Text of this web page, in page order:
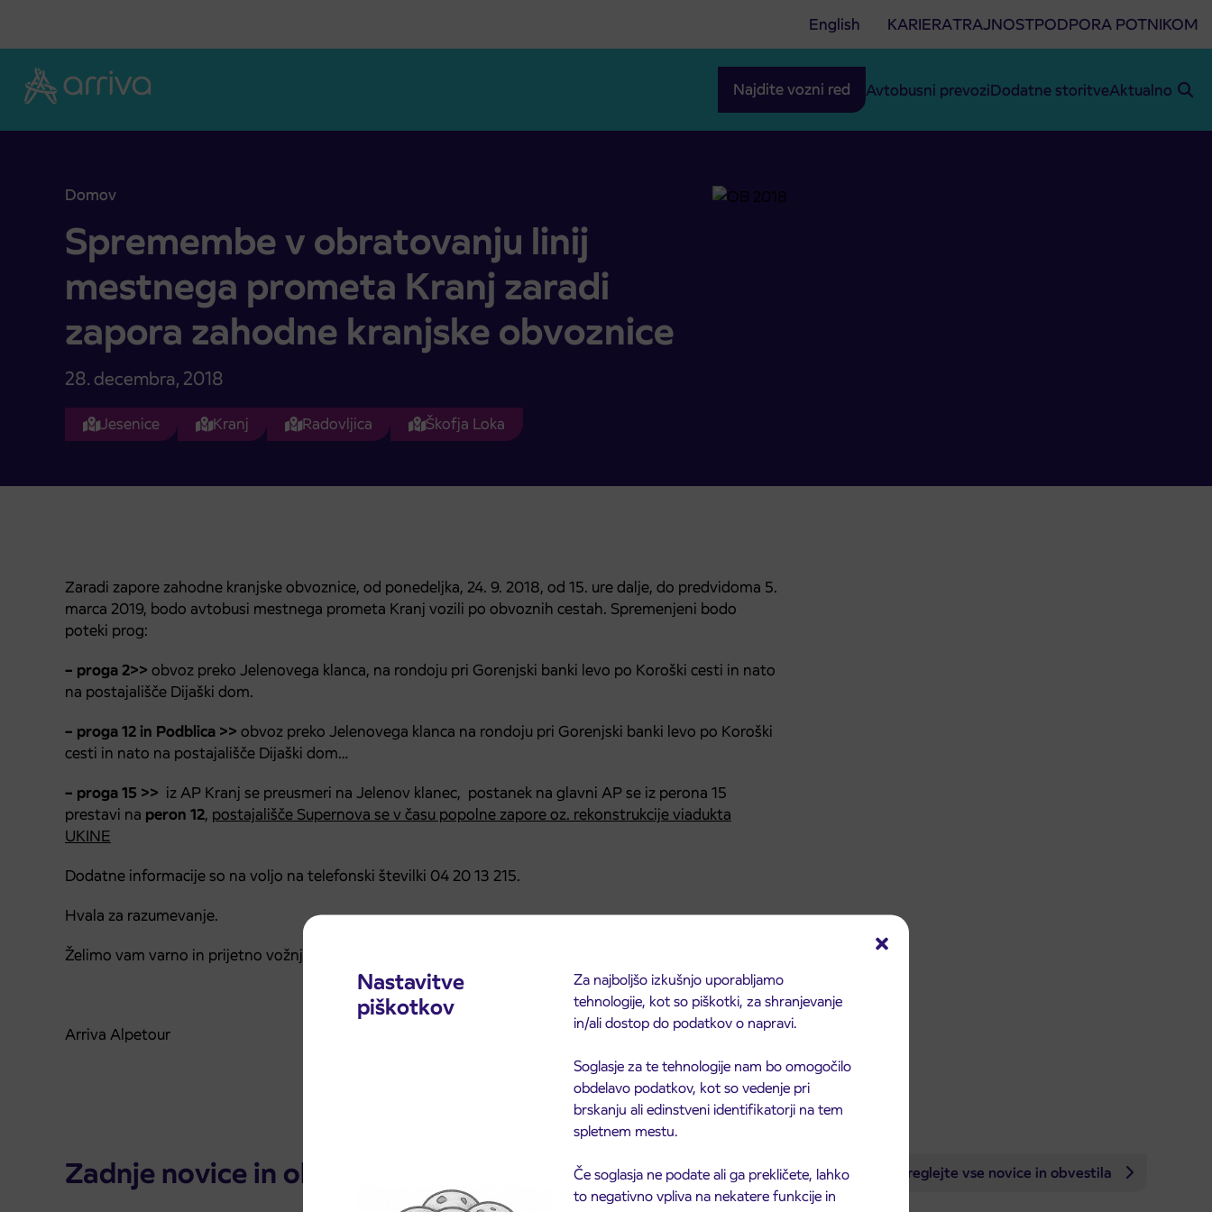
Nastavitve
piškotkov
Za najboljšo izkušnjo uporabljamo
tehnologije, kot so piškotki, za shranjevanje
in/ali dostop do podatkov o napravi.
Soglasje za te tehnologije nam bo omogočilo
obdelavo podatkov, kot so vedenje pri
brskanju ali edinstveni identifikatorji na tem
spletnem mestu.
Če soglasja ne podate ali ga prekličete, lahko
to negativno vpliva na nekatere funkcije in
English KARIERATRAJNOSTPODPORA POTNIKOM
Najdite vozni red Avtobusni prevoziDodatne storitveAktualno
Domov
Spremembe v obratovanju linij mestnega prometa Kranj zaradi zapora zahodne kranjske obvoznice
Spremembe v obratovanju linij
mestnega prometa Kranj zaradi
zapora zahodne kranjske obvoznice
28. decembra, 2018
Jesenice Kranj Radovljica Škofja Loka
Zaradi zapore zahodne kranjske obvoznice, od ponedeljka, 24. 9. 2018, od 15. ure dalje, do predvidoma 5.
marca 2019, bodo avtobusi mestnega prometa Kranj vozili po obvoznih cestah. Spremenjeni bodo
poteki prog:
– proga 2>> obvoz preko Jelenovega klanca, na rondoju pri Gorenjski banki levo po Koroški cesti in nato
na postajališče Dijaški dom.
– proga 12 in Podblica >> obvoz preko Jelenovega klanca na rondoju pri Gorenjski banki levo po Koroški
cesti in nato na postajališče Dijaški dom…
– proga 15 >> iz AP Kranj se preusmeri na Jelenov klanec, postanek na glavni AP se iz perona 15
prestavi na peron 12, postajališče Supernova se v času popolne zapore oz. rekonstrukcije viadukta
UKINE
Dodatne informacije so na voljo na telefonski številki 04 20 13 215.
Hvala za razumevanje.
Želimo vam varno in prijetno vožnjo.
Arriva Alpetour
Zadnje novice in obvestila Preglejte vse novice in obvestila